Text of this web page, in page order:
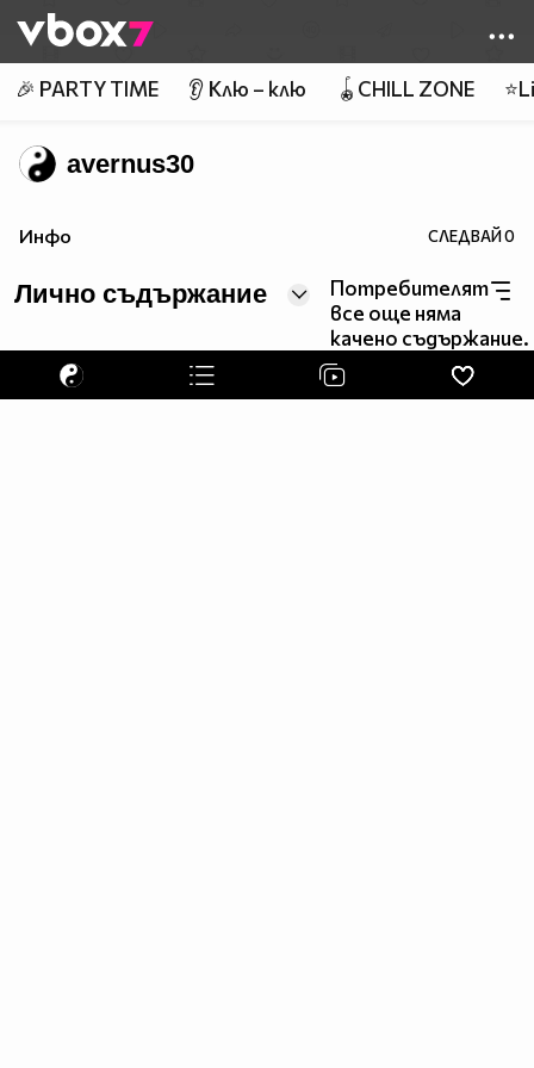
👾
🎉 PARTY TIME 👂 Клю – клю 🪀CHILL ZONE
avernus30
Инфо СЛЕДВАЙ0
Лично съдържание
Потребителят
все още няма
качено съдържание.